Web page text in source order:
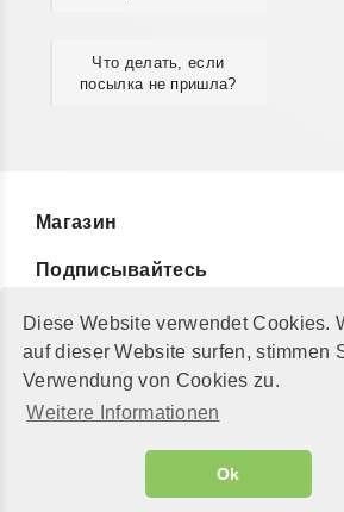
Diese Website verwendet Cookies.
auf dieser Website surfen, stimmen
Verwendung von Cookies zu.
Weitere Informationen
Ok
Что делать, если
посылка не пришла?
Магазин
Подписывайтесь
Информируем Вас
Дополнительно
© 2002 - 2026"Petershop
Alle Preise inkl. MwSt. und zzgl.
GeToTickets.com|